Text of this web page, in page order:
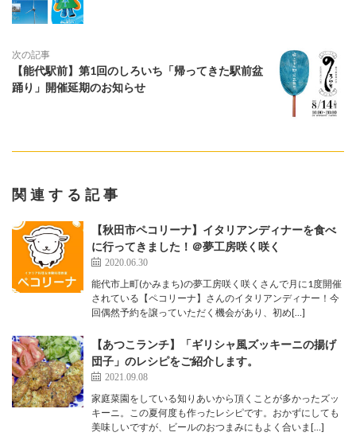
次の記事
【能代駅前】第1回のしろいち「帰ってきた駅前盆
踊り」開催延期のお知らせ
関連する記事
【秋田市ペコリーナ】イタリアンディナーを食べ
に行ってきました！＠夢工房咲く咲く
2020.06.30
能代市上町(かみまち)の夢工房咲く咲くさんで月に1度開催
されている【ペコリーナ】さんのイタリアンディナー！今
回偶然予約を譲っていただく機会があり、初め[…]
【あつこランチ】「ギリシャ風ズッキーニの揚げ
団子」のレシピをご紹介します。
2021.09.08
家庭菜園をしている知りあいから頂くことが多かったズッ
キーニ。この夏何度も作ったレシピです。おかずにしても
美味しいですが、ビールのおつまみにもよく合いま[…]